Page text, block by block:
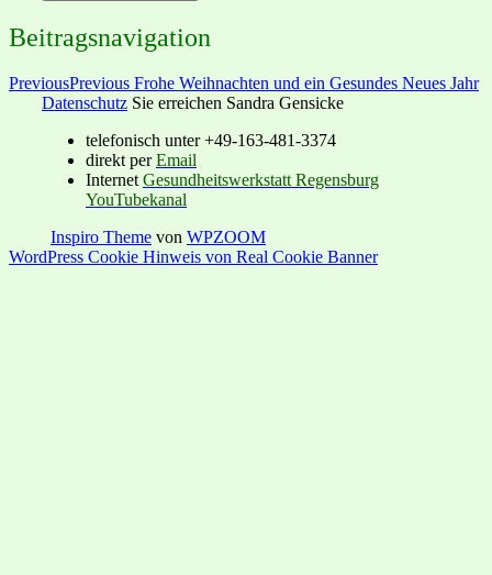
Beitragsnavigation
PreviousPrevious Frohe Weihnachten und ein Gesundes Neues Jahr
Datenschutz Sie erreichen Sandra Gensicke
telefonisch unter +49-163-481-3374
direkt perEmail
Internet Gesundheitswerkstatt Regensburg
YouTubekanal
Inspiro Theme von WPZOOM
WordPress Cookie Hinweis von Real Cookie Banner